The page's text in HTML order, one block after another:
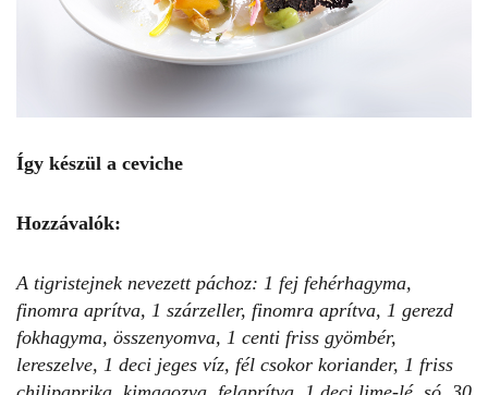
Így készül a ceviche
Hozzávalók:
A tigristejnek nevezett páchoz: 1 fej fehérhagyma,
finomra aprítva, 1 szárzeller, finomra aprítva, 1 gerezd
fokhagyma, összenyomva, 1 centi friss gyömbér,
lereszelve, 1 deci jeges víz, fél csokor koriander, 1 friss